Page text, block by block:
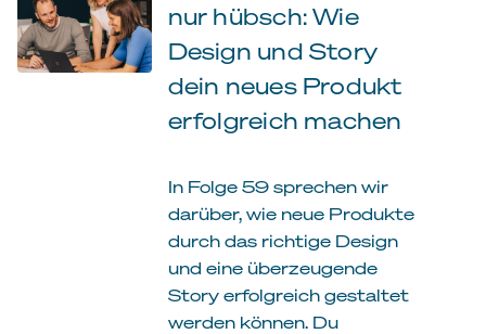
nur hübsch: Wie
Design und Story
dein neues Produkt
erfolgreich machen
In Folge 59 sprechen wir
darüber, wie neue Produkte
durch das richtige Design
und eine überzeugende
Story erfolgreich gestaltet
werden können. Du